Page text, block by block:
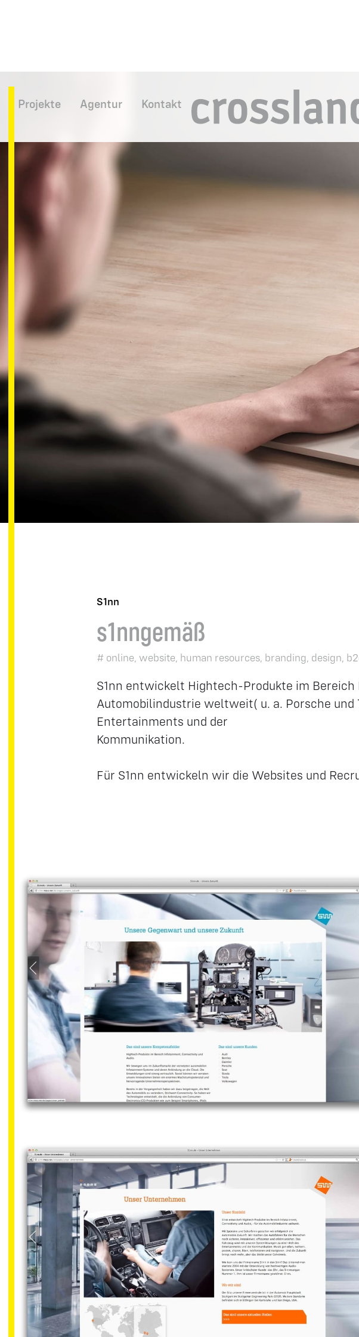
Projekte Agentur Kontakt
S1nn
s1nngemäß
# online, website, human resources, branding, design,
S1nn entwickelt Hightech-Produkte im
Automobilindustrie weltweit( u. a. Porsche und
Entertainments und der
Kommunikation.
Für S1nn entwickeln wir die Websites und